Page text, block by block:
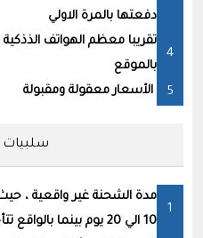
دفعتها بالمرة الاولي
تقريبا معظم الهواتف
بالموقع
الأسعار معقولة ومقبولة
سلبيات
مدة الشحنة غير واقعية ، حيث
10 الي 20 يوم بينما بالواقع تتأخر تأخيراً شديدأ